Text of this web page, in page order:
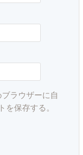
ラウザーに自
保存する。